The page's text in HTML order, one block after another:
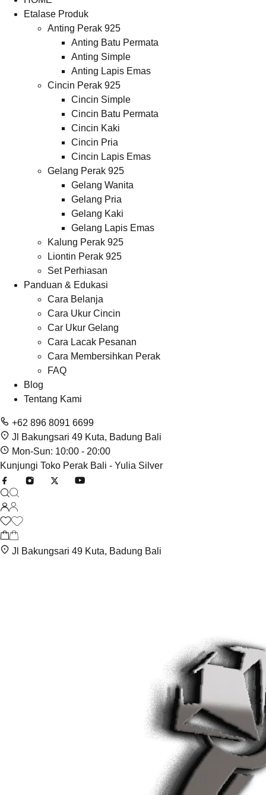
Etalase Produk
Anting Perak 925
Anting Batu Permata
Anting Simple
Anting Lapis Emas
Cincin Perak 925
Cincin Simple
Cincin Batu Permata
Cincin Kaki
Cincin Pria
Cincin Lapis Emas
Gelang Perak 925
Gelang Wanita
Gelang Pria
Gelang Kaki
Gelang Lapis Emas
Kalung Perak 925
Liontin Perak 925
Set Perhiasan
Panduan & Edukasi
Cara Belanja
Cara Ukur Cincin
Car Ukur Gelang
Cara Lacak Pesanan
Cara Membersihkan Perak
FAQ
Blog
Tentang Kami
+62 896 8091 6699
Jl Bakungsari 49 Kuta, Badung Bali
Mon-Sun: 10:00 - 20:00
Kunjungi Toko Perak Bali - Yulia Silver
Jl Bakungsari 49 Kuta, Badung Bali